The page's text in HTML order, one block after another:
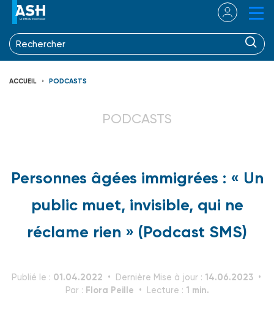
ACCUEIL PODCASTS
PODCASTS
Personnes âgées immigrées : « Un
public muet, invisible, qui ne
réclame rien » (Podcast SMS)
Publié le : 01.04.2022 Dernière Mise à jour : 14.06.2023
Par : Flora Peille Lecture : 1 min.